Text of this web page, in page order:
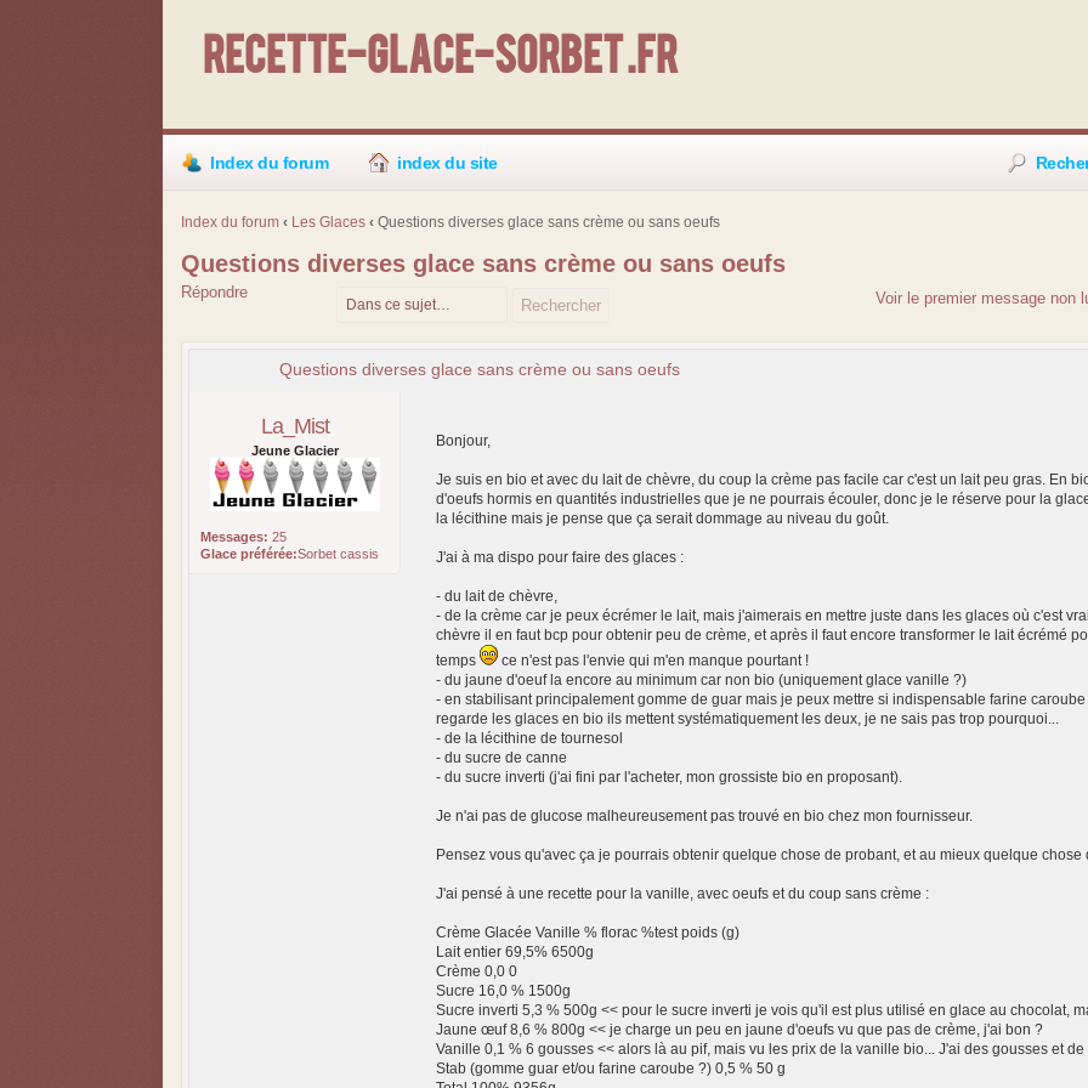
Recette-Glace-Sorbet .fr
Index du forum index du site
Index du forum ‹ Les Glaces ‹ Questions diverses glace sans crème ou sans oeufs
Questions diverses glace sans crème ou sans oeufs
Répondre Voir le premier message non
Questions diverses glace sans crème ou sans oeufs
La_Mist
Jeune Glacier
Messages: 25
Glace préférée:Sorbet cassis
Bonjour,
Je suis en bio et avec du lait de chèvre, du coup la crème pas facile car c'est un lait peu gras. En
d'oeufs hormis en quantités industrielles que je ne pourrais écouler, donc je le réserve pour la
la lécithine mais je pense que ça serait dommage au niveau du goût.
J'ai à ma dispo pour faire des glaces :
- du lait de chèvre,
- de la crème car je peux écrémer le lait, mais j'aimerais en mettre juste dans les glaces où c'est
chèvre il en faut bcp pour obtenir peu de crème, et après il faut encore transformer le lait écrémé
temps
ce n'est pas l'envie qui m'en manque pourtant !
- du jaune d'oeuf la encore au minimum car non bio (uniquement glace vanille ?)
- en stabilisant principalement gomme de guar mais je peux mettre si indispensable farine
regarde les glaces en bio ils mettent systématiquement les deux, je ne sais pas trop pourquoi...
- de la lécithine de tournesol
- du sucre de canne
- du sucre inverti (j'ai fini par l'acheter, mon grossiste bio en proposant).
Je n'ai pas de glucose malheureusement pas trouvé en bio chez mon fournisseur.
Pensez vous qu'avec ça je pourrais obtenir quelque chose de probant, et au mieux quelque chose
J'ai pensé à une recette pour la vanille, avec oeufs et du coup sans crème :
Crème Glacée Vanille % florac %test poids (g)
Lait entier 69,5% 6500g
Crème 0,0 0
Sucre 16,0 % 1500g
Sucre inverti 5,3 % 500g << pour le sucre inverti je vois qu'il est plus utilisé en glace au chocolat,
Jaune œuf 8,6 % 800g << je charge un peu en jaune d'oeufs vu que pas de crème, j'ai bon ?
Vanille 0,1 % 6 gousses << alors là au pif, mais vu les prix de la vanille bio... J'ai des gousses et
Stab (gomme guar et/ou farine caroube ?) 0,5 % 50 g